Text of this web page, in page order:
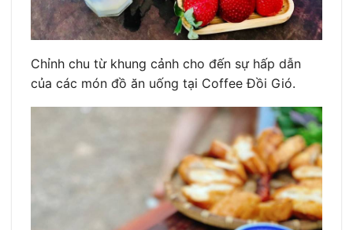
Chỉnh chu từ khung cảnh cho đến sự hấp dẫn
của các món đồ ăn uống tại Coffee Đồi Gió.